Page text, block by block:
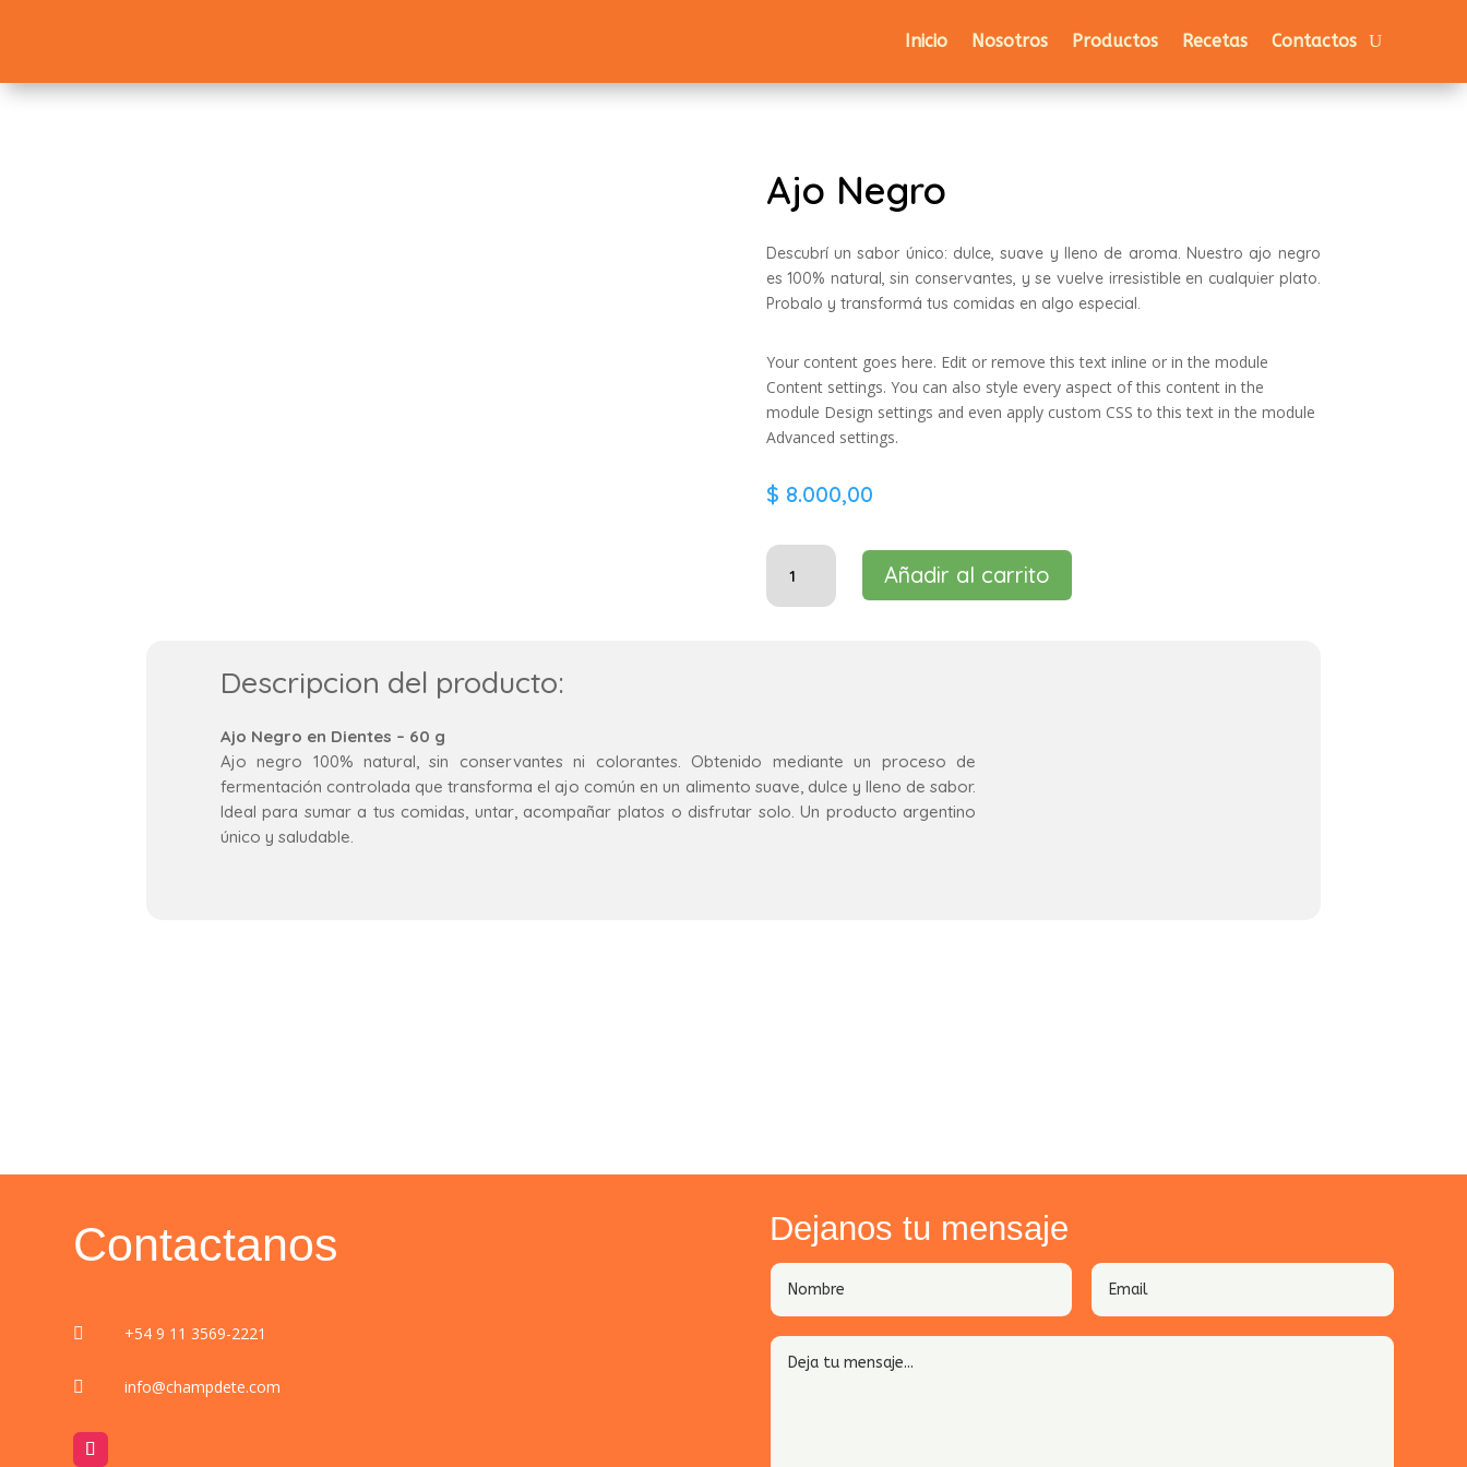
Inicio Nosotros Productos Recetas Contactos
Ajo Negro
Descubrí un sabor único: dulce, suave y lleno de aroma. Nuestro ajo negro
es 100% natural, sin conservantes, y se vuelve irresistible en cualquier plato.
Probalo y transformá tus comidas en algo especial.
Your content goes here. Edit or remove this text inline or in the module
Content settings. You can also style every aspect of this content in the
module Design settings and even apply custom CSS to this text in the module
Advanced settings.
$ 8.000,00
Ajo
Negro
cantidad
Añadir al carrito
Descripcion del producto:
Ajo Negro en Dientes – 60 g
Ajo negro 100% natural, sin conservantes ni colorantes. Obtenido mediante un proceso de
fermentación controlada que transforma el ajo común en un alimento suave, dulce y lleno de sabor.
Ideal para sumar a tus comidas, untar, acompañar platos o disfrutar solo. Un producto argentino
único y saludable.
Contactanos
 +54 9 11 3569-2221
 info@champdete.com
Dejanos tu mensaje